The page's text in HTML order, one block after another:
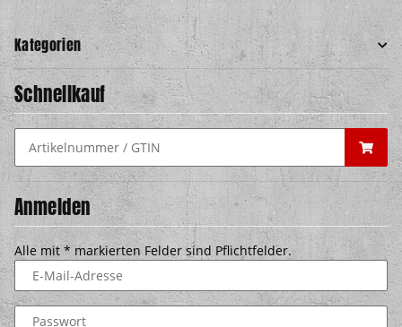
Kategorien
Schnellkauf
Anmelden
Alle mit * markierten Felder sind Pflichtfelder.
E-Mail-Adresse
Passwort